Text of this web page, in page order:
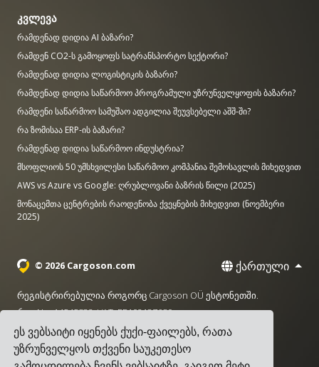
ეს ვებსაიტი იყენებს ქუქი-ფაილებს, რათა
უზრუნველყოს თქვენი საუკეთესო
კვლევა
რამდენად დიდია AI ბაზარი?
რამდენ CO2-ს გამოყოფს სატრანსპორტო სექტორი?
რამდენად დიდია ლოგისტიკის ბაზარი?
რამდენად დიდია საწარმოო პროგრამული უზრუნველყოფის ბაზარი?
რამდენი საწარმოო სამუშაო ადგილია შეუვსებელი აშშ-ში?
რა ზომისაა ERP-ის ბაზარი?
რამდენად დიდია საწარმოო ინდუსტრია?
მსოფლიოს 50 უმსხვილესი საწარმოო კომპანია შემოსავლის მიხედვით
AWS vs Azure vs Google: ღრუბლოვანი ბაზრის წილი (2025)
მონაცემთა ცენტრების რაოდენობა ქვეყნების მიხედვით (ნოემბერი
2025)
© 2026 Cargoson.com ქართული
რეგისტრირებულია როგორც Cargoson OÜ ესტონეთში.
რეგ No: 14545832. VAT: EE102137680.
სათაო ოფისი: Pärnu mnt. 141, 11314 ტალინი, ესტონეთი
+372 5555 0028 · hello@cargoson.com